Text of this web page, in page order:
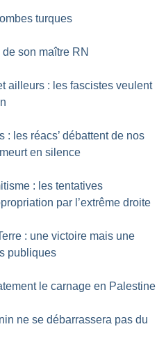
turques
son maître RN
ailleurs : les fascistes veulent
: les réacs’ débattent de nos
en silence
: les tentatives
par l’extrême droite
: une victoire mais une
publiques
le carnage en Palestine
ne se débarrassera pas du